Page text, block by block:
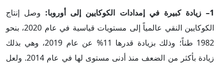
1– زيادة كبيرة في إمدادات الكوكايين إلى أوروبا:
وصل إنتاج
الكوكايين النقي عالمياً إلى مستويات قياسية في عام 2020، بنحو
1982 طناً؛ وذلك بزيادة قدرها 11% عن عام 2019، وهي بذلك
زيادة بأكثر من الضعف منذ أدنى مستوى لها في عام 2014. ولعل